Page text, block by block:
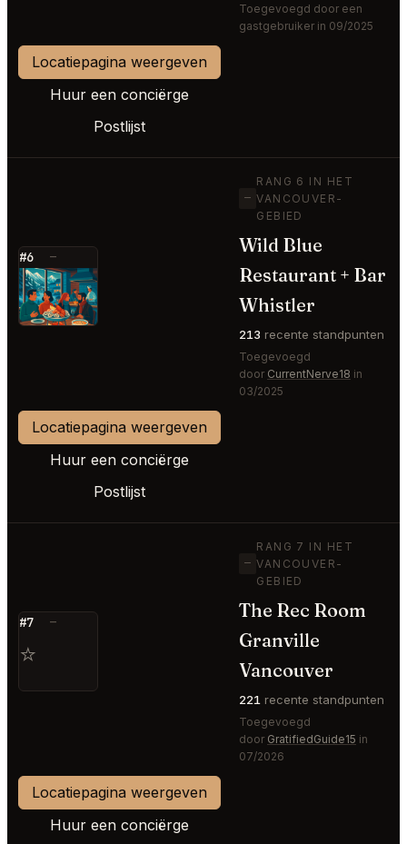
Toegevoegd door een
gastgebruiker in 09/2025
Locatiepagina weergeven
Huur een conciërge
Postlijst
#6 —
⭐
—
RANG 6 IN HET
VANCOUVER-
GEBIED
Wild Blue
Restaurant + Bar
Whistler
213 recente standpunten
Toegevoegd
door CurrentNerve18 in
03/2025
Locatiepagina weergeven
Huur een conciërge
Postlijst
#7 —
⭐
—
RANG 7 IN HET
VANCOUVER-
GEBIED
The Rec Room
Granville
Vancouver
221 recente standpunten
Toegevoegd
door GratifiedGuide15 in
07/2026
Locatiepagina weergeven
Huur een conciërge